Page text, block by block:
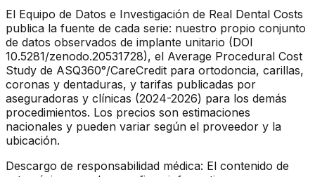
El Equipo de Datos e Investigación de Real Dental Costs
publica la fuente de cada serie: nuestro propio conjunto
de datos observados de implante unitario (DOI
10.5281/zenodo.20531728), el Average Procedural Cost
Study de ASQ360°/CareCredit para ortodoncia, carillas,
coronas y dentaduras, y tarifas publicadas por
aseguradoras y clínicas (2024-2026) para los demás
procedimientos. Los precios son estimaciones
nacionales y pueden variar según el proveedor y la
ubicación.
Descargo de responsabilidad médica: El contenido de